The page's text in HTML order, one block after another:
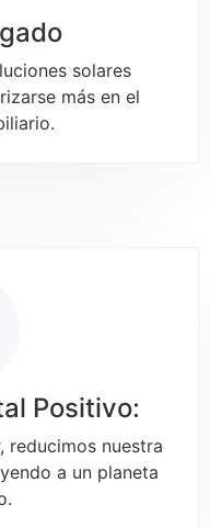
solares
más en el
Positivo:
reducimos nuestra
a un planeta